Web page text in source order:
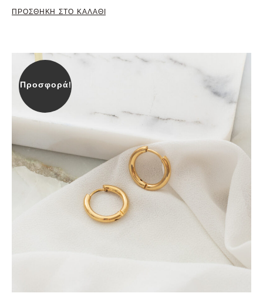
ΠΡΟΣΘΗΚΗ ΣΤΟ ΚΑΛΑΘΙ
Προσφορά!